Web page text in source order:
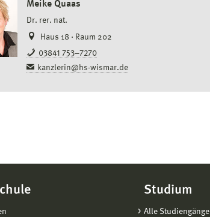
Meike Quaas
Dr. rer. nat.
Haus 18 · Raum 202
03841 753–7270
kanzlerin@hs-wismar.de
Studium
Alle Studiengänge